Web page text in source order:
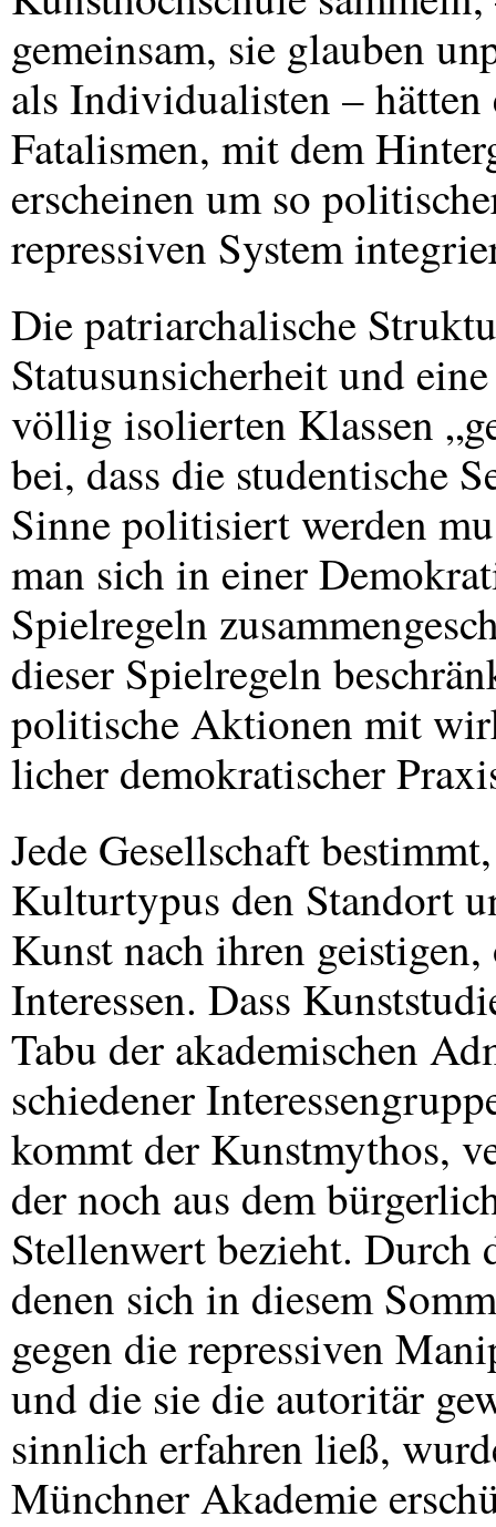
gemeinsam, sie glauben
als Individualisten –
Fatalismen, mit dem
erscheinen um so
repressiven System
Die patriarchalische
Statusunsicherheit und
völlig isolierten Klassen
bei, dass die studentische
Sinne politisiert werden
man sich in einer
Spielregeln
dieser Spielregeln
politische Aktionen mit
licher demokratischer
Jede Gesellschaft
Kulturtypus den Standort
Kunst nach ihren
Interessen. Dass
Tabu der akademischen
schiedener
kommt der Kunstmythos,
der noch aus dem
Stellenwert bezieht.
denen sich in diesem
gegen die repressiven
und die sie die autoritär
sinnlich erfahren ließ,
Münchner Akademie